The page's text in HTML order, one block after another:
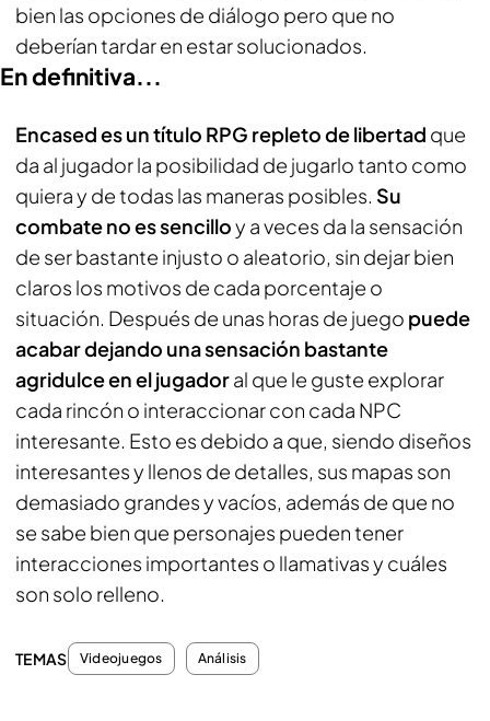
bien las opciones de diálogo pero que no
deberían tardar en estar solucionados.
En definitiva...
Encased es un título RPG repleto de libertad que
da al jugador la posibilidad de jugarlo tanto como
quiera y de todas las maneras posibles. Su
combate no es sencilloy a veces da la sensación
de ser bastante injusto o aleatorio, sin dejar bien
claros los motivos de cada porcentaje o
situación. Después de unas horas de juego puede
acabar dejando una sensación bastante
agridulce en el jugadoral que le guste explorar
cada rincón o interaccionar con cada NPC
interesante. Esto es debido a que, siendo diseños
interesantes y llenos de detalles, sus mapas son
demasiado grandes y vacíos, además de que no
se sabe bien que personajes pueden tener
interacciones importantes o llamativas y cuáles
son solo relleno.
TEMAS Videojuegos Análisis